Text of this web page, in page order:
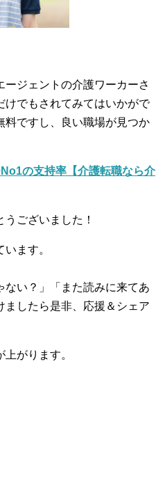
ジェントの介護ワーカーさ
けでもされてみてはいかがで
料ですし、良い職場が見つか
の支持率【介護転職なら介
ございました！
ます。
い？」「また読みに来てあ
ましたら是非、応援＆シェア
がります。